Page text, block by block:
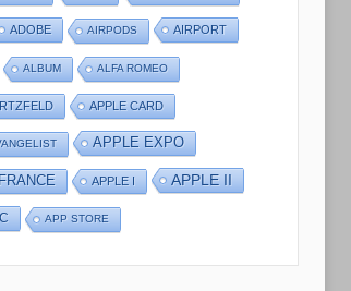
ADOBE AIRPODS AIRPORT
ALBUM ALFA ROMEO
APPLE CARD
APPLE EXPO
APPLE I APPLE II
APP STORE